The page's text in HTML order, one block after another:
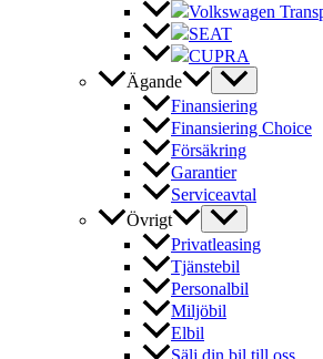
Volkswagen
SEAT
CUPRA
Ägande
Finansiering
Finansiering Choice
Försäkring
Garantier
Serviceavtal
Övrigt
Privatleasing
Tjänstebil
Personalbil
Miljöbil
Elbil